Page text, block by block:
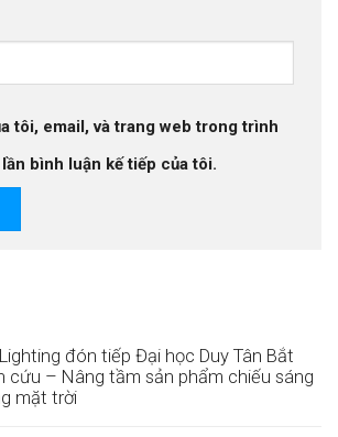
tôi, email, và trang web trong trình
bình luận kế tiếp của tôi.
đón tiếp Đại học Duy Tân Bắt
cứu – Nâng tầm sản phẩm chiếu sáng
mặt trời